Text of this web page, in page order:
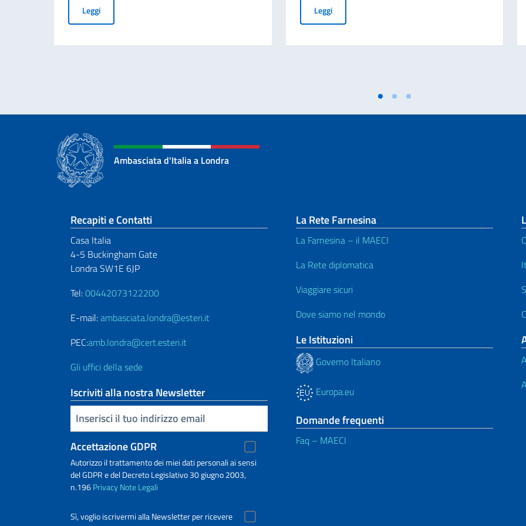
LeggiAVVISO ASSUNZIONE DI 1 IMPIEGATO/A A CONTRATTO TEMPORANEO (6 mesi)
LeggiDizionario Rai di Ortografia e Pronunzia - lancio della
Ambasciata d'Italia a Londra
Sezione footer
Recapiti e Contatti
Casa Italia
4-5 Buckingham Gate
Londra SW1E 6JP
Tel:00442073122200
E-mail:ambasciata.londra@esteri.it
PEC:amb.londra@cert.esteri.it
Gli uffici della sede
Iscriviti alla nostra Newsletter
Inserisci la tua email
Accettazione GDPR
Autorizzo il trattamento dei miei dati personali ai sensi
del GDPR e del Decreto Legislativo 30 giugno 2003,
n.196PrivacyNote Legali
Sì, voglio iscrivermi alla Newsletter per ricevere
La Rete Farnesina
La Farnesina – il MAECI
La Rete diplomatica
Viaggiare sicuri
Dove siamo nel mondo
Le Istituzioni
Governo Italiano
Europa.eu
Domande frequenti
Faq – MAECI